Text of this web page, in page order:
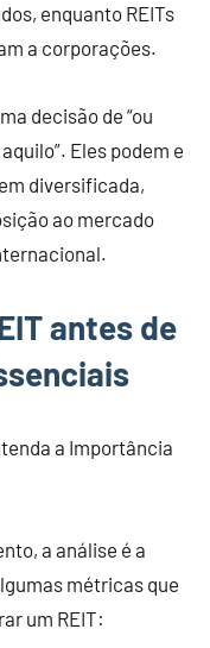
enquanto REITs
a corporações.
decisão de “ou
Eles podem e
diversificada,
ao mercado
antes de
a análise é a
métricas que
um REIT: